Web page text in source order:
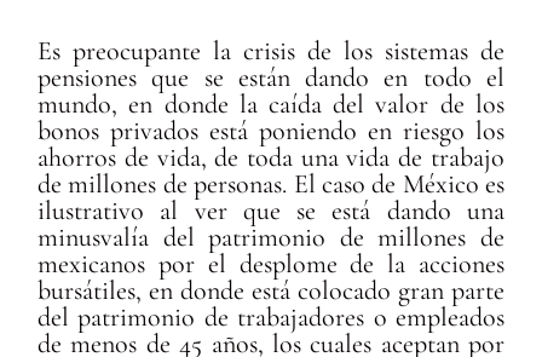
Es preocupante la crisis de los sistemas de
pensiones que se están dando en todo el
mundo, en donde la caída del valor de los
bonos privados está poniendo en riesgo los
ahorros de vida, de toda una vida de trabajo
de millones de personas. El caso de México es
ilustrativo al ver que se está dando una
minusvalía del patrimonio de millones de
mexicanos por el desplome de la acciones
bursátiles, en donde está colocado gran parte
del patrimonio de trabajadores o empleados
de menos de 45 años, los cuales aceptan por